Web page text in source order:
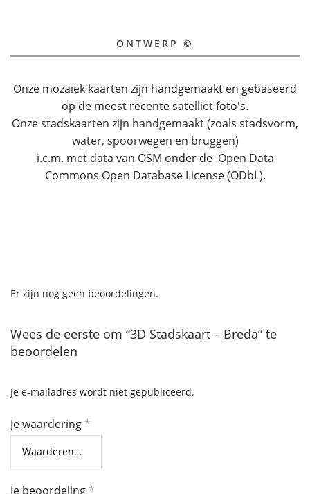
ONTWERP ©
Onze mozaïek kaarten zijn handgemaakt en gebaseerd
op de meest recente satelliet foto's.
Onze stadskaarten zijn handgemaakt (zoals stadsvorm,
water, spoorwegen en bruggen)
i.c.m. met data van OSM onder de Open Data
Commons Open Database License (ODbL).
Er zijn nog geen beoordelingen.
Wees de eerste om “3D Stadskaart – Breda” te
beoordelen
Je e-mailadres wordt niet gepubliceerd.
Je waardering *
Je beoordeling *